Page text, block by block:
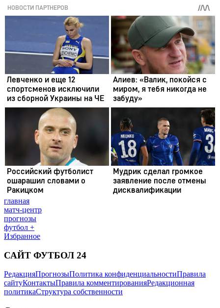
главная
матч-центр
прогнозы
футбол +
Избранное
САЙТ ФУТБОЛ 24
РедакцияПрогнозыПолитика конфиденциальностиПравила
сайтуКонтактыПравила комментированияРедакционная
политикаСтруктура собственности